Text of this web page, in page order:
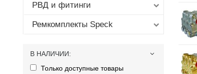
РВД и фитинги
Ремкомплекты Speck
В НАЛИЧИИ:
Только доступные товары